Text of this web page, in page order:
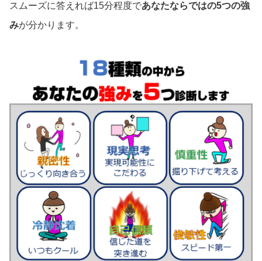
スムーズに答えれば15分程度であなたならではの5つの強
みが分かります。